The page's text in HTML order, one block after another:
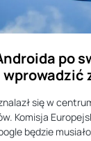
po
wprowadzić
się w
Komisja
będzie